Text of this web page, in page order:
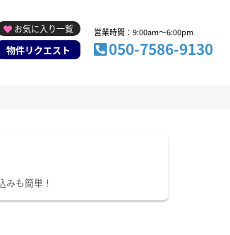
お気に入り一覧
物件リクエスト
営業時間：9:00am～6:00pm
050-7586-9130
も簡単！